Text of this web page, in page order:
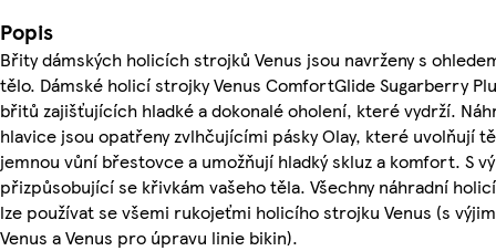
Popis
Břity dámských holicích strojků Venus jsou navrženy s
tělo. Dámské holicí strojky Venus ComfortGlide Sugarberry
břitů zajišťujících hladké a dokonalé oholení, které vydrží.
hlavice jsou opatřeny zvlhčujícími pásky Olay, které uvolňují
jemnou vůní břestovce a umožňují hladký skluz a komfort. S
přizpůsobující se křivkám vašeho těla. Všechny náhradní
lze používat se všemi rukojeťmi holicího strojku Venus (s
Venus a Venus pro úpravu linie bikin).